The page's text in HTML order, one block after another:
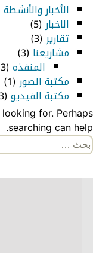
الأخبار والأنشطة
الاخبار(5)
تقارير(3)
مشاريعنا (3)
المنفذه (3)
مكتبة الصور(1)
مكتبة الفيديو (3)
for. Perhaps
searching can help.
البحث
عن: